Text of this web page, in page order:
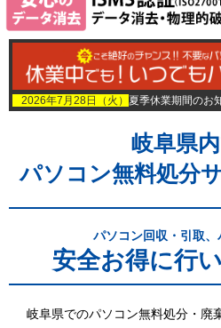
2026年7月28日（火） 夏季休業期間のお
岐阜県
パソコン無料処分
パソコン回収・引取
安全お得に行
岐阜県でのパソコン無料処分・廃